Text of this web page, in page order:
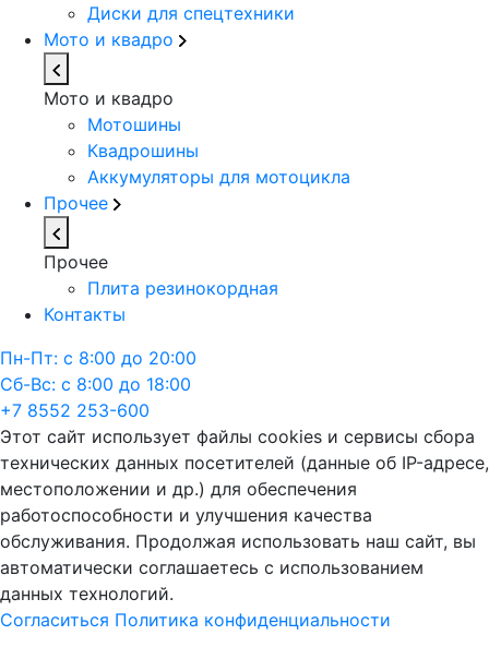
Диски для спецтехники
Мото и квадро
Мото и квадро
Мотошины
Квадрошины
Аккумуляторы для мотоцикла
Прочее
Прочее
Плита резинокордная
Контакты
Пн-Пт: с 8:00 до 20:00
Сб-Вс: с 8:00 до 18:00
+7 8552 253-600
Этот сайт использует файлы cookies и сервисы сбора
технических данных посетителей (данные об IP-адресе,
местоположении и др.) для обеспечения
работоспособности и улучшения качества
обслуживания. Продолжая использовать наш сайт, вы
автоматически соглашаетесь с использованием
данных технологий.
Согласиться Политика конфиденциальности